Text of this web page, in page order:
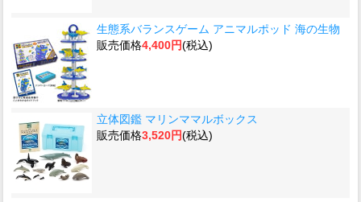
生態系バランスゲーム アニマルポッド 海の生物
販売価格4,400円(税込)
立体図鑑 マリンママルボックス
販売価格3,520円(税込)